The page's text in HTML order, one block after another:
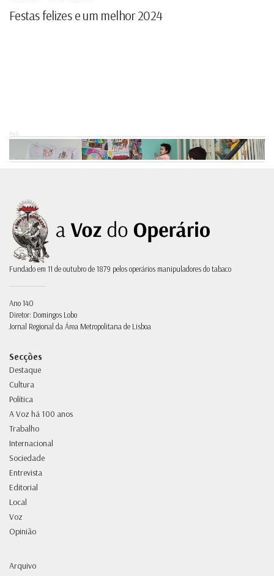
Festas felizes e um melhor 2024
Pub.
Fundado em 11 de outubro de 1879 pelos operários manipuladores do tabaco
Ano 140
Diretor: Domingos Lobo
Jornal Regional da Área Metropolitana de Lisboa
Secções
Destaque
Cultura
Política
A Voz há 100 anos
Trabalho
Internacional
Sociedade
Entrevista
Editorial
Local
Voz
Opinião
Arquivo